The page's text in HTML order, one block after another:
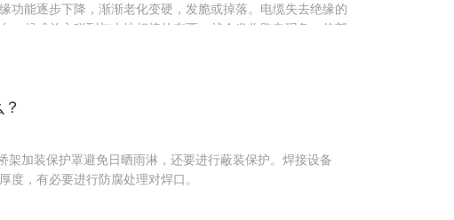
功能逐步下降，渐渐老化变硬，发脆或掉落。电缆失去绝缘的
一起或前方碰到与大地相接的东西，就会发作跑电现象，使部
架加装保护罩避免日晒雨淋，还要进行蔽装保护。焊接设备
度，有必要进行防腐处理对焊口。